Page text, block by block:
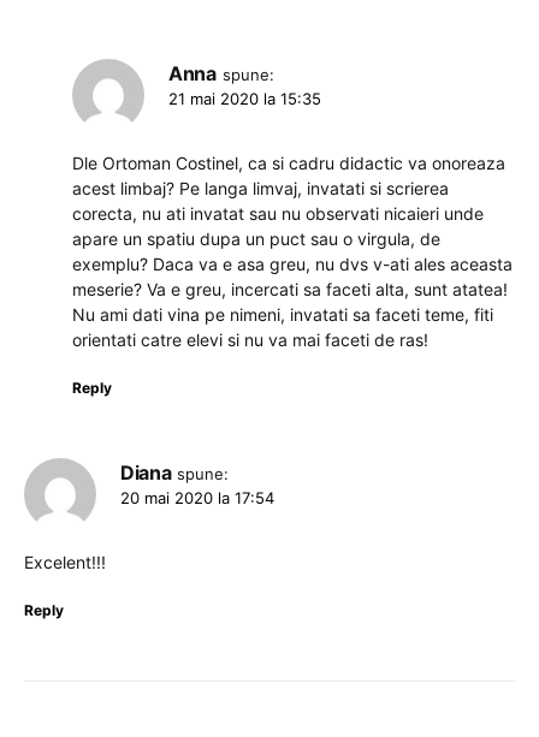
Anna spune:
21 mai 2020 la 15:35
Dle Ortoman Costinel, ca si cadru didactic va onoreaza
acest limbaj? Pe langa limvaj, invatati si scrierea
corecta, nu ati invatat sau nu observati nicaieri unde
apare un spatiu dupa un puct sau o virgula, de
exemplu? Daca va e asa greu, nu dvs v-ati ales aceasta
meserie? Va e greu, incercati sa faceti alta, sunt atatea!
Nu ami dati vina pe nimeni, invatati sa faceti teme, fiti
orientati catre elevi si nu va mai faceti de ras!
Reply
Diana spune:
20 mai 2020 la 17:54
Excelent!!!
Reply